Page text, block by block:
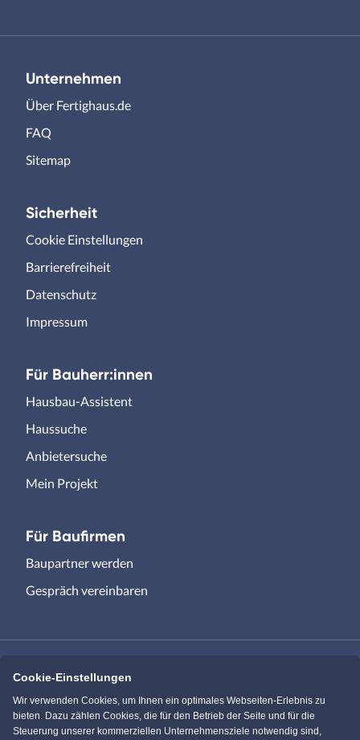
Unternehmen
Über Fertighaus.de
FAQ
Sitemap
Sicherheit
Cookie Einstellungen
Barrierefreiheit
Datenschutz
Impressum
Für Bauherr:innen
Hausbau-Assistent
Haussuche
Anbietersuche
Mein Projekt
Für Baufirmen
Baupartner werden
Gespräch vereinbaren
Immowelt.de Bauen.de
Cookie-Einstellungen
Wir verwenden Cookies, um Ihnen ein optimales Webseiten-Erlebnis zu
bieten. Dazu zählen Cookies, die für den Betrieb der Seite und für die
Steuerung unserer kommerziellen Unternehmensziele notwendig sind,